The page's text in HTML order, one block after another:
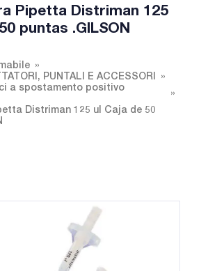
Pipetta Distriman 125
puntas .GILSON
PUNTALI E ACCESSORI
a spostamento positivo
Distriman 125 ul Caja de 50